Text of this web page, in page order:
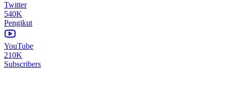
Twitter
540K
Pengikut
YouTube
210K
Subscribers